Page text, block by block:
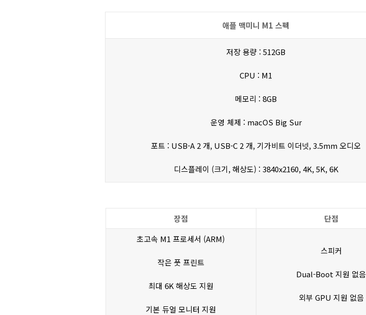
애플 맥미니 M1 스펙
저장 용량 : 512GB
CPU : M1
메모리 : 8GB
운영 체제 : macOS Big Sur
포트 : USB-A 2 개, USB-C 2 개, 기가비트 이더넷, 3.5mm 오디오
디스플레이 (크기, 해상도) : 3840x2160, 4K, 5K, 6K
장점
단점
초고속 M1 프로세서 (ARM)
작은 풋 프린트
최대 6K 해상도 지원
기본 듀얼 모니터 지원
스피커
Dual-Boot 지원 없음
외부 GPU 지원 없음